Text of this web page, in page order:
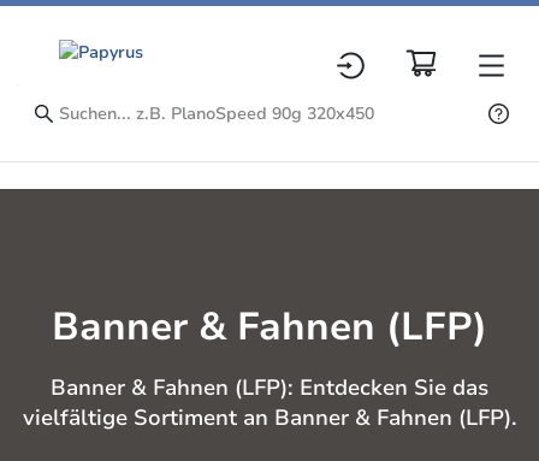
Banner & Fahnen (LFP)
Banner & Fahnen (LFP): Entdecken Sie das
vielfältige Sortiment an Banner & Fahnen (LFP).